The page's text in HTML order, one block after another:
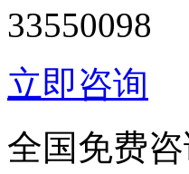
33550098
立即咨询
全国免费